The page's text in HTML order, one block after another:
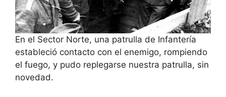
En el Sector Norte, una patrulla de Infantería
estableció contacto con el enemigo, rompiendo
el fuego, y pudo replegarse nuestra patrulla, sin
novedad.